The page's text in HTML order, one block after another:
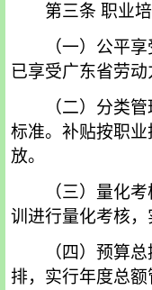
第三条 职业培
（一）公平享
已享受广东省劳
（二）分类管
标准。补贴按职
放。
（三）量化考
训进行量化考核
（四）预算总
排，实行年度总